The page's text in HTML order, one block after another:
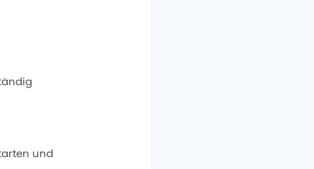
und